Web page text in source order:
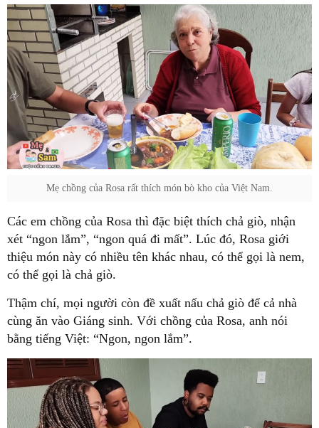
Mẹ chồng của Rosa rất thích món bò kho của Việt Nam.
Các em chồng của Rosa thì đặc biệt thích chả giò, nhận
xét “ngon lắm”, “ngon quá đi mất”. Lúc đó, Rosa giới
thiệu món này có nhiều tên khác nhau, có thể gọi là nem,
có thể gọi là chả giò.
Thậm chí, mọi người còn đề xuất nấu chả giò để cả nhà
cùng ăn vào Giáng sinh. Với chồng của Rosa, anh nói
bằng tiếng Việt: “Ngon, ngon lắm”.